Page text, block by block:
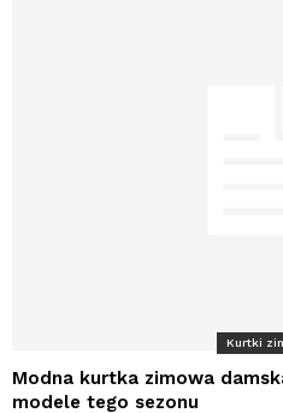
Kurtki
Modna kurtka zimowa
modele tego sezonu